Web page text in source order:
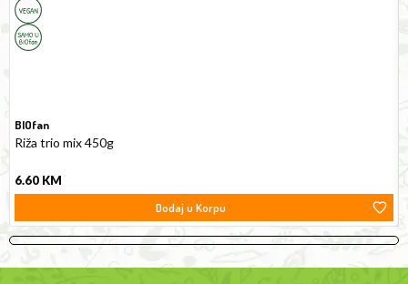
BIOfan
Riža trio mix 450g
6.60 KM
Dodaj u Korpu